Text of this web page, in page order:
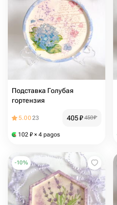
Подставка Голубая
гортензия
5.0023 405₽ 450₽
102 ₽ × 4 pagos
-10%